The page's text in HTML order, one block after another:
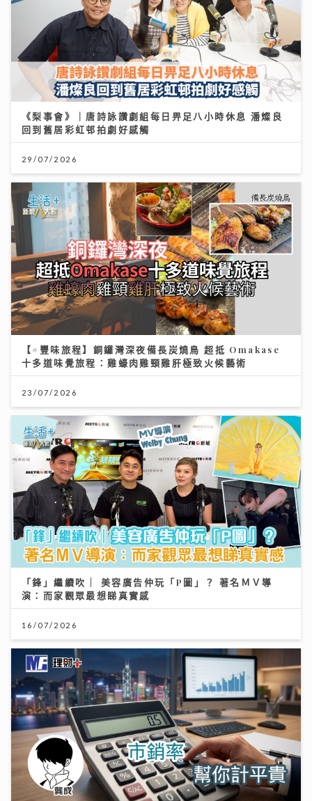
《梨事會》｜唐詩詠讚劇組每日畀足八小時休息 潘燦良
回到舊居彩虹邨拍劇好感觸
29/07/2026
【#豐味旅程】銅鑼灣深夜備長炭燒鳥 超抵 Omakase
十多道味覺旅程：雞蠔肉雞頸雞肝極致火候藝術
23/07/2026
「鋒」繼續吹 | 美容廣告仲玩「P圖」？ 著名ＭＶ導
演：而家觀眾最想睇真實感
16/07/2026